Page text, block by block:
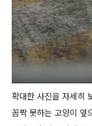
확대한 사진을 자세히
꼼짝 못하는 고양이 옆